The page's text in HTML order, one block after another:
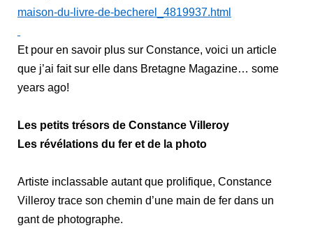
maison-du-livre-de-becherel_4819937.html
Et pour en savoir plus sur Constance, voici un article
que j’ai fait sur elle dans Bretagne Magazine… some
years ago!
Les petits trésors de Constance Villeroy
Les révélations du fer et de la photo
Artiste inclassable autant que prolifique, Constance
Villeroy trace son chemin d’une main de fer dans un
gant de photographe.